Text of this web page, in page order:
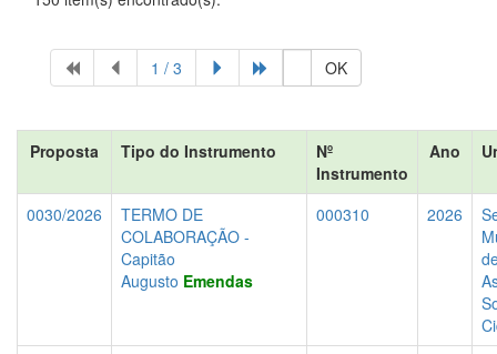
1 / 3 OK
Proposta Tipo do Instrumento
Nº
Instrumento
Ano
0030/2026
TERMO DE
COLABORAÇÃO -
Capitão
Augusto Emendas
000310 2026